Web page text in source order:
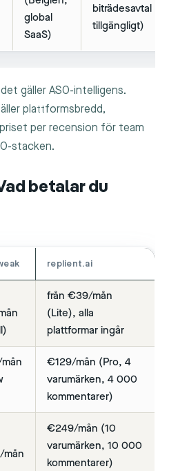
global
SaaS)
biträdesavtal
tillgängligt)
gäller ASO-intelligens.
plattformsbredd,
per recension för team
stacken.
betalar du
replient.ai
från €39/mån
(Lite), alla
plattformar ingår
€129/mån (Pro, 4
varumärken, 4 000
kommentarer)
€249/mån (10
varumärken, 10 000
kommentarer)